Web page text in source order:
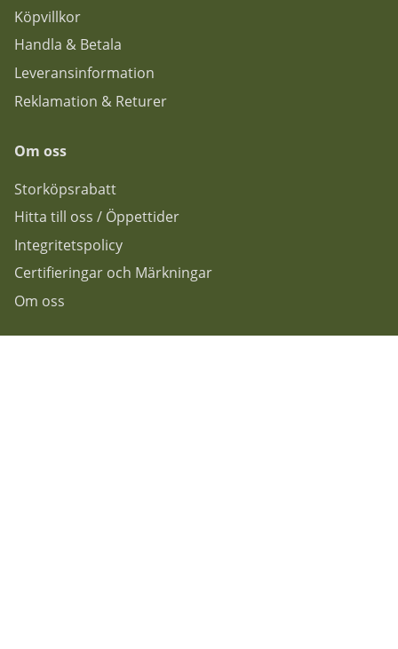
Köpvillkor
Handla & Betala
Leveransinformation
Reklamation & Returer
Om oss
Storköpsrabatt
Hitta till oss / Öppettider
Integritetspolicy
Certifieringar och Märkningar
Om oss